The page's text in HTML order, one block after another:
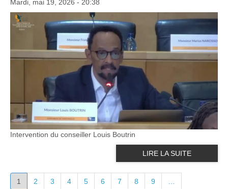
Mardi, mai 19, 2026 - 20:38
Intervention du conseiller Louis Boutrin
LIRE LA SUITE
PAGES
1 2 3 4 5 6 7 8 9